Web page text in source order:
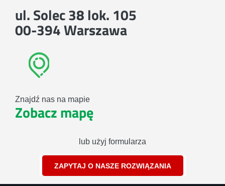
ul. Solec 38 lok. 105
00-394 Warszawa
Znajdź nas na mapie
Zobacz mapę
lub użyj formularza
ZAPYTAJ O NASZE ROZWIĄZANIA